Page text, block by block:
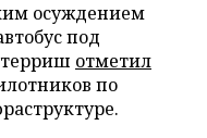
осуждением
под
отметил
по